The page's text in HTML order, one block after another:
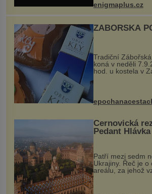
...
enigmaplus.cz
ZÁBOŘSKÁ
Tradiční
koná v neděli
hod. u kostela v
Kly u Mělníka. V
komentovanou
Černovická
Pedant
Patří mezi sedm
Ukrajiny. Řeč je o
areálu, za jehož
český architekt
na něm dal